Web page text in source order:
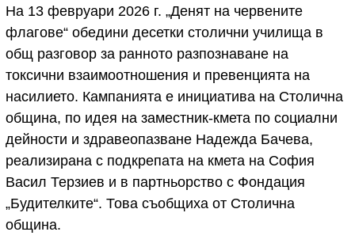
На 13 февруари 2026 г. „Денят на червените
флагове“ обедини десетки столични училища в
общ разговор за ранното разпознаване на
токсични взаимоотношения и превенцията на
насилието. Кампанията е инициатива на Столична
община, по идея на заместник-кмета по социални
дейности и здравеопазване Надежда Бачева,
реализирана с подкрепата на кмета на София
Васил Терзиев и в партньорство с Фондация
„Будителките“. Това съобщиха от Столична
община.